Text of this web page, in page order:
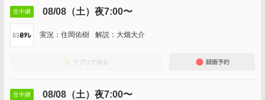
生中継 08/08（土）夜7:00〜
実況：住岡佑樹 解説：大畑大介
生中継 08/08（土）夜7:00〜